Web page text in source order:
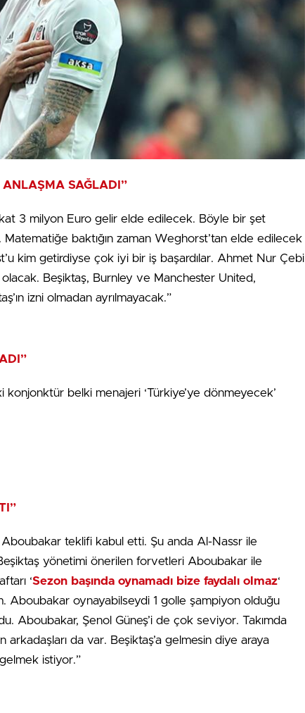
ANLAŞMA SAĞLADI”
3 milyon Euro gelir elde edilecek. Böyle bir şet
Matematiğe baktığın zaman Weghorst’tan elde edilecek
kim getirdiyse çok iyi bir iş başardılar. Ahmet Nur Çebi
Beşiktaş, Burnley ve Manchester United,
izni olmadan ayrılmayacak.”
konjonktür belki menajeri ‘Türkiye’ye dönmeyecek’
teklifi kabul etti. Şu anda Al-Nassr ile
Beşiktaş yönetimi önerilen forvetleri Aboubakar ile
‘Sezon başında oynamadı bize faydalı olmaz‘
Aboubakar oynayabilseydi 1 golle şampiyon olduğu
Aboubakar, Şenol Güneş’i de çok seviyor. Takımda
arkadaşları da var. Beşiktaş’a gelmesin diye araya
istiyor.”